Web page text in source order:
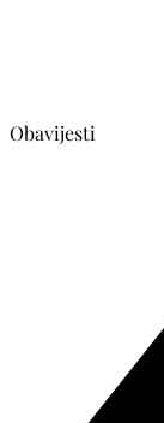
Obavijesti